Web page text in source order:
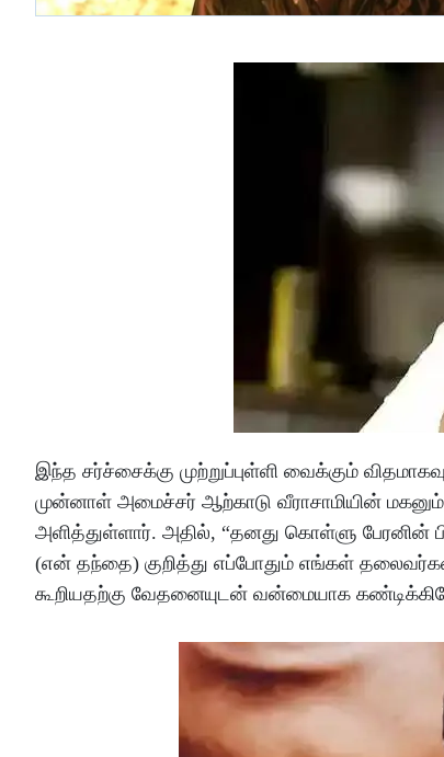
இந்த சர்ச்சைக்கு முற்றுப்புள்ளி வைக்கும்
முன்னாள் அமைச்சர் ஆற்காடு வீராசாமியின் மகனும்,
அளித்துள்ளார். அதில், “தனது கொள்ளு பேரனின்
(என் தந்தை) குறித்து எப்போதும் எங்கள்
கூறியதற்கு வேதனையுடன் வன்மையாக